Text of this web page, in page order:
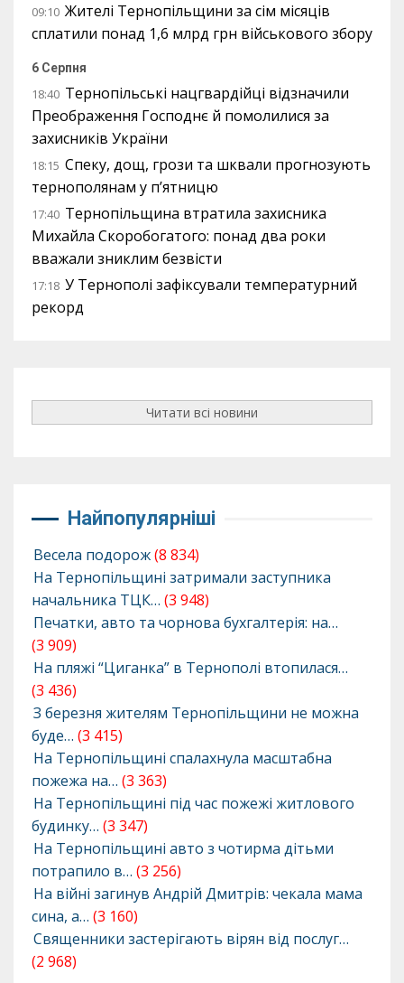
09:10 Жителі Тернопільщини за сім місяців
сплатили понад 1,6 млрд грн військового збору
6 Серпня
18:40 Тернопільські нацгвардійці відзначили
Преображення Господнє й помолилися за
захисників України
18:15 Спеку, дощ, грози та шквали прогнозують
тернополянам у п’ятницю
17:40 Тернопільщина втратила захисника
Михайла Скоробогатого: понад два роки
вважали зниклим безвісти
17:18 У Тернополі зафіксували температурний
рекорд
Читати всі новини
Найпопулярніші
Весела подорож(8 834)
На Тернопільщині затримали заступника
начальника ТЦК… (3 948)
Печатки, авто та чорнова бухгалтерія: на…
(3 909)
На пляжі “Циганка” в Тернополі втопилася…
(3 436)
З березня жителям Тернопільщини не можна
буде… (3 415)
На Тернопільщині спалахнула масштабна
пожежа на… (3 363)
На Тернопільщині під час пожежі житлового
будинку… (3 347)
На Тернопільщині авто з чотирма дітьми
потрапило в… (3 256)
На війні загинув Андрій Дмитрів: чекала мама
сина, а… (3 160)
Священники застерігають вірян від послуг…
(2 968)